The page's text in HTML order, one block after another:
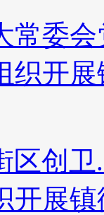
常委
织开
区创卫
开展